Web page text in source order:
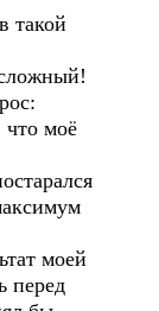
что моё
моей
перед